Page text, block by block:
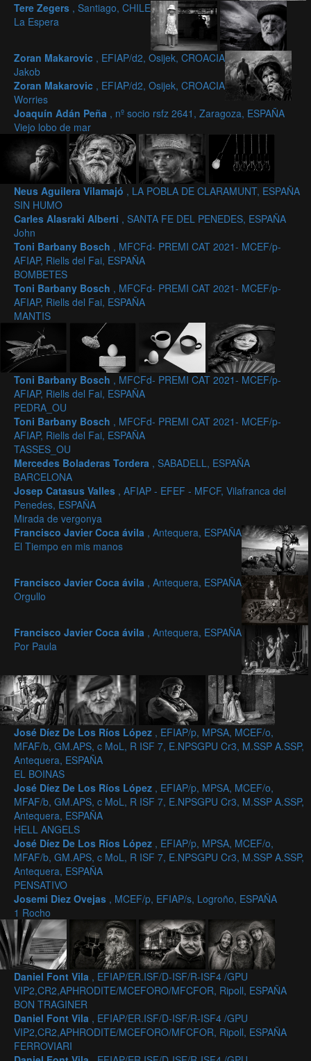
Tere Zegers , Santiago, CHILE
La Espera
Zoran Makarovic , EFIAP/d2, Osijek, CROACIA
Jakob
Zoran Makarovic , EFIAP/d2, Osijek, CROACIA
Worries
Joaquín Adán Peña , nº socio rsfz 2641, Zaragoza, ESPAÑA
Viejo lobo de mar
Neus Aguilera Vilamajó , LA POBLA DE CLARAMUNT, ESPAÑA
SIN HUMO
Carles Alasraki Alberti , SANTA FE DEL PENEDES, ESPAÑA
John
Toni Barbany Bosch , MFCFd- PREMI CAT 2021- MCEF/p-
AFIAP, Riells del Fai, ESPAÑA
BOMBETES
Toni Barbany Bosch , MFCFd- PREMI CAT 2021- MCEF/p-
AFIAP, Riells del Fai, ESPAÑA
MANTIS
Toni Barbany Bosch , MFCFd- PREMI CAT 2021- MCEF/p-
AFIAP, Riells del Fai, ESPAÑA
PEDRA_OU
Toni Barbany Bosch , MFCFd- PREMI CAT 2021- MCEF/p-
AFIAP, Riells del Fai, ESPAÑA
TASSES_OU
Mercedes Boladeras Tordera , SABADELL, ESPAÑA
BARCELONA
Josep Catasus Valles , AFIAP - EFEF - MFCF, Vilafranca del
Penedes, ESPAÑA
Mirada de vergonya
Francisco Javier Coca ávila , Antequera, ESPAÑA
El Tiempo en mis manos
Francisco Javier Coca ávila , Antequera, ESPAÑA
Orgullo
Francisco Javier Coca ávila , Antequera, ESPAÑA
Por Paula
José Díez De Los Ríos López , EFIAP/p, MPSA, MCEF/o,
MFAF/b, GM.APS, c MoL, R ISF 7, E.NPSGPU Cr3, M.SSP A.SSP,
Antequera, ESPAÑA
EL BOINAS
José Díez De Los Ríos López , EFIAP/p, MPSA, MCEF/o,
MFAF/b, GM.APS, c MoL, R ISF 7, E.NPSGPU Cr3, M.SSP A.SSP,
Antequera, ESPAÑA
HELL ANGELS
José Díez De Los Ríos López , EFIAP/p, MPSA, MCEF/o,
MFAF/b, GM.APS, c MoL, R ISF 7, E.NPSGPU Cr3, M.SSP A.SSP,
Antequera, ESPAÑA
PENSATIVO
Josemi Diez Ovejas , MCEF/p, EFIAP/s, Logroño, ESPAÑA
1 Rocho
Daniel Font Vila , EFIAP/ER.ISF/D-ISF/R-ISF4 /GPU
VIP2,CR2,APHRODITE/MCEFORO/MFCFOR, Ripoll, ESPAÑA
BON TRAGINER
Daniel Font Vila , EFIAP/ER.ISF/D-ISF/R-ISF4 /GPU
VIP2,CR2,APHRODITE/MCEFORO/MFCFOR, Ripoll, ESPAÑA
FERROVIARI